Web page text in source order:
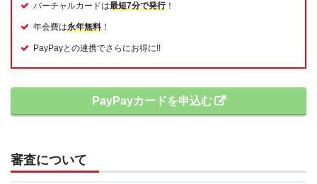
バーチャルカードは最短7分で発行！
年会費は永年無料 ！
PayPayとの連携でさらにお得に!!
PayPayカードを申込む
審査について